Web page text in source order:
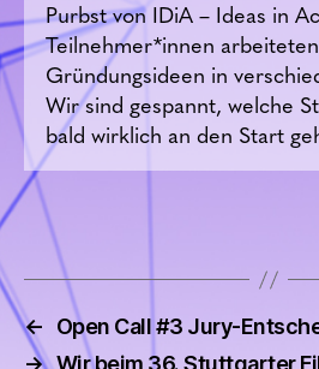
Purbst von IDiA – Ideas in
Teilnehmer*innen
Gründungsideen in
Wir sind gespannt, welche
bald wirklich an den Start
←
Open Call #3 Jury-